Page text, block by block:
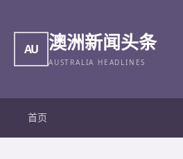
AU 澳洲新闻头条
AUSTRALIA HEADLINES
首页